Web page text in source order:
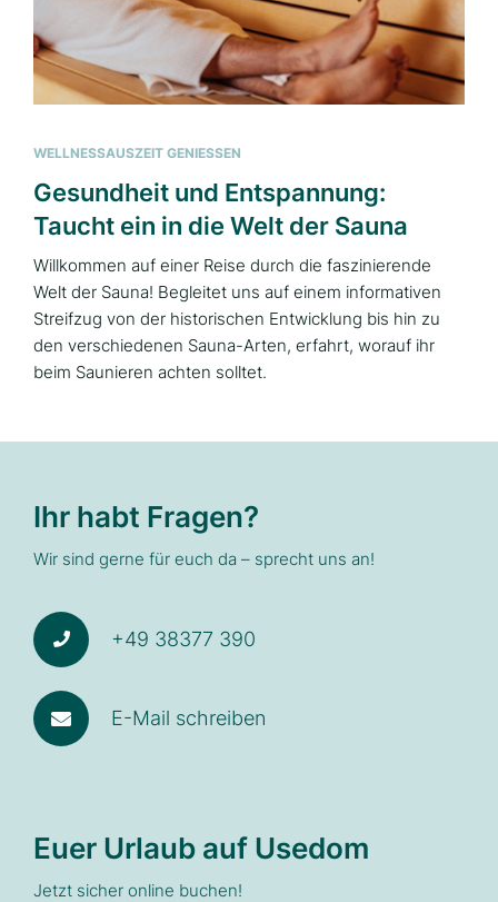
WELLNESSAUSZEIT GENIESSEN
Gesundheit und Entspannung:
Taucht ein in die Welt der Sauna
Willkommen auf einer Reise durch die faszinierende
Welt der Sauna! Begleitet uns auf einem informativen
Streifzug von der historischen Entwicklung bis hin zu
den verschiedenen Sauna-Arten, erfahrt, worauf ihr
beim Saunieren achten solltet.
Ihr habt Fragen?
Wir sind gerne für euch da – sprecht uns an!
+49 38377 390
E-Mail schreiben
Euer Urlaub auf Usedom
Jetzt sicher online buchen!